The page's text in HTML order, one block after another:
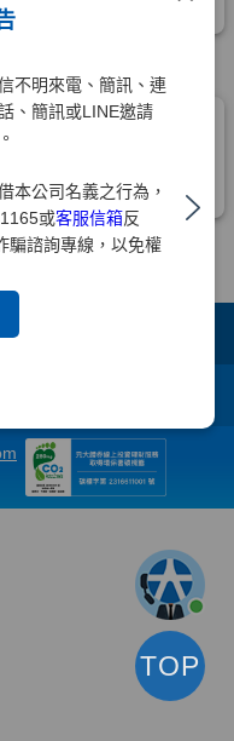
不明來電、簡訊、連
、簡訊或LINE邀請
本公司名義之行為，
或客服信箱反
騙諮詢專線，以免權
TOP